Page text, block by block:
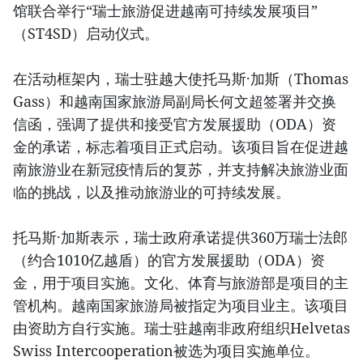
馆联合举行“瑞士旅游促进越南可持续发展项目”
（ST4SD）启动仪式。
在活动框架内，瑞士驻越大使托马斯·加斯（Thomas
Gass）和越南国家旅游局副局长何文超签署并交换
信函，强调了提供和接受官方发展援助（ODA）资
金的承诺，标志着项目正式启动。该项目旨在促进越
南旅游业在新冠疫情后的复苏，并支持解决旅游业面
临的挑战，以及推动旅游业的可持续发展。
托马斯·加斯表示，瑞士政府承诺提供360万瑞士法郎
（约合1010亿越盾）的官方发展援助（ODA）资
金，用于项目实施。文化、体育与旅游部是项目的主
管机构。越南国家旅游局被指定为项目业主。该项目
由资助方自行实施。瑞士驻越南非政府组织Helvetas
Swiss Intercooperation被选为项目实施单位。